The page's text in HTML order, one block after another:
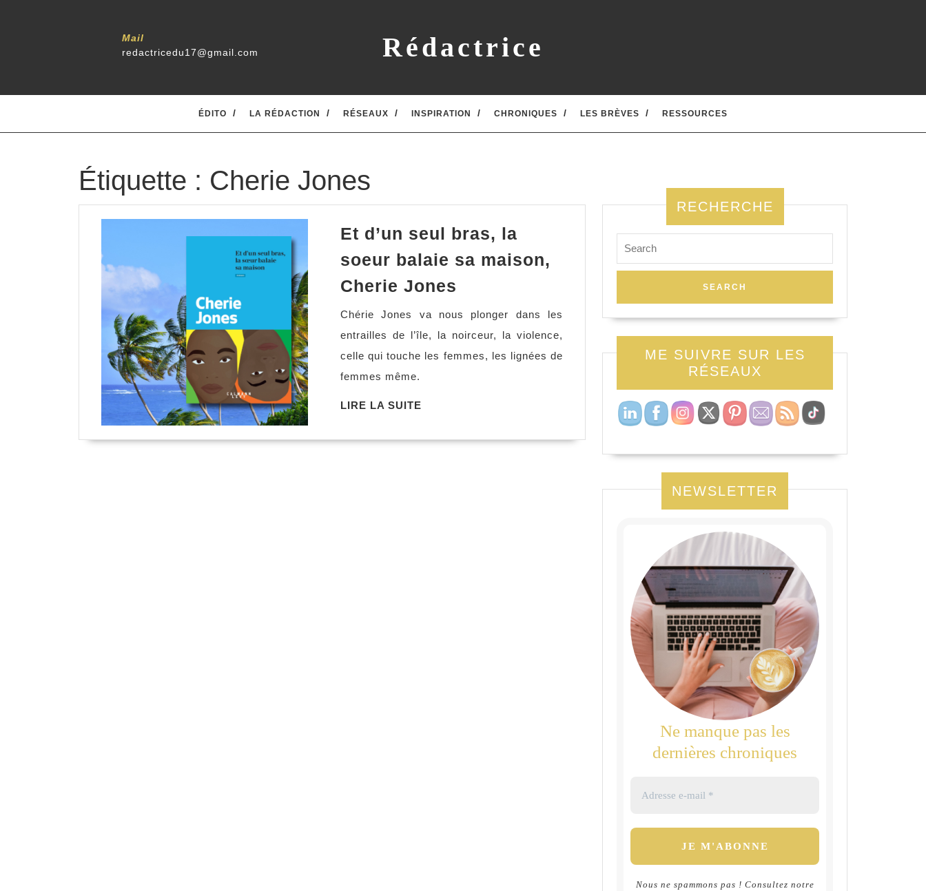
Mail
redactricedu17@gmail.com
Rédactrice
ÉDITO LA RÉDACTION RÉSEAUX INSPIRATION CHRONIQUES LES BRÈVES RESSOURCES
Étiquette : Cherie Jones
Et d’un seul bras, la
soeur balaie sa maison,
Cherie Jones
seul
bras,
la
maison,
Chérie Jones va nous plonger dans les
entrailles de l’île, la noirceur, la violence,
celle qui touche les femmes, les lignées de
femmes même.
LIRE LA SUITE
RECHERCHE
for:
ME SUIVRE SUR LES
RÉSEAUX
NEWSLETTER
Ne manque pas les
dernières chroniques
Nous ne spammons pas ! Consultez notre